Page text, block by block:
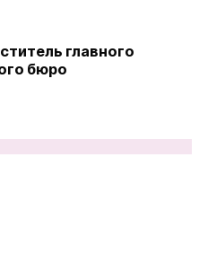
главного
бюро